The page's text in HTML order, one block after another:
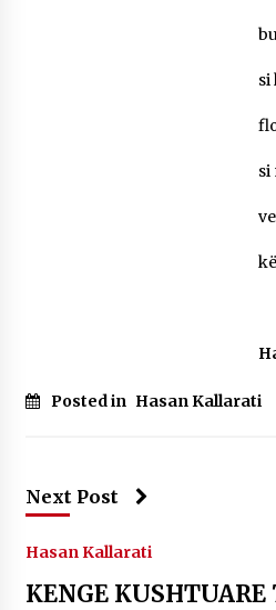
si
si
Posted in Hasan Kallarati
Next Post
Hasan Kallarati
KENGE